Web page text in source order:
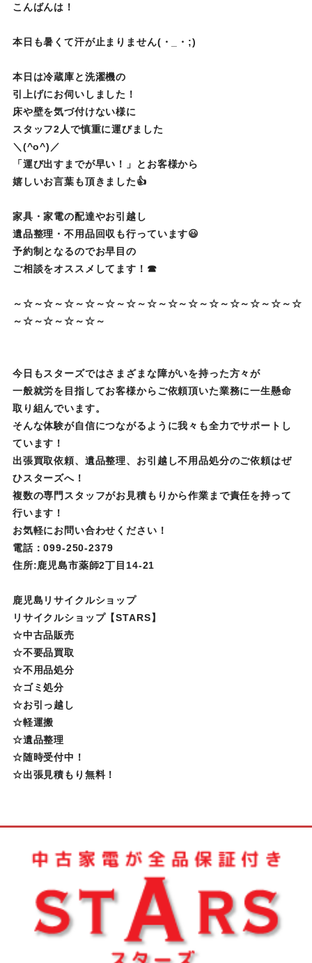
こんばんは！
本日も暑くて汗が止まりません(・_・;)
本日は冷蔵庫と洗濯機の
引上げにお伺いしました！
床や壁を気づ付けない様に
スタッフ2人で慎重に運びました
＼(^o^)／
「運び出すまでが早い！」とお客様から
嬉しいお言葉も頂きました👍
家具・家電の配達やお引越し
遺品整理・不用品回収も行っています😃
予約制となるのでお早目の
ご相談をオススメしてます！☎
～☆～☆～☆～☆～☆～☆～☆～☆～☆～☆～☆～☆～☆～☆
～☆～☆～☆～☆～
今日もスターズではさまざまな障がいを持った方々が
一般就労を目指してお客様からご依頼頂いた業務に一生懸命
取り組んでいます。
そんな体験が自信につながるように我々も全力でサポートし
ています！
出張買取依頼、遺品整理、お引越し不用品処分のご依頼はぜ
ひスターズへ！
複数の専門スタッフがお見積もりから作業まで責任を持って
行います！
お気軽にお問い合わせください！
電話：099-250-2379
住所:鹿児島市薬師2丁目14-21
鹿児島リサイクルショップ
リサイクルショップ【STARS】
☆中古品販売
☆不要品買取
☆不用品処分
☆ゴミ処分
☆お引っ越し
☆軽運搬
☆遺品整理
☆随時受付中！
☆出張見積もり無料！